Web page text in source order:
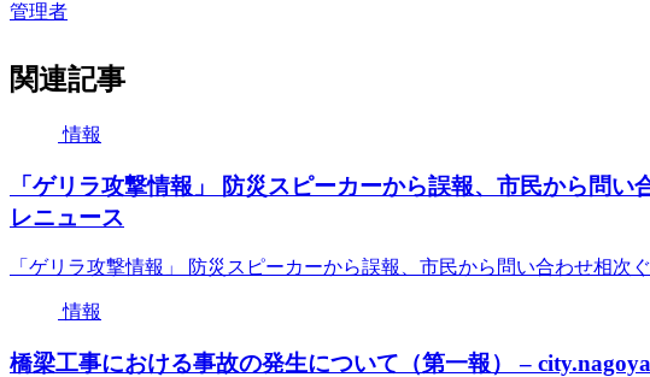
管理者
関連記事
情報
「ゲリラ攻撃情報」 防災スピーカーから誤報、市民から問
レニュース
「ゲリラ攻撃情報」 防災スピーカーから誤報、市民から問い合わせ相
情報
橋梁工事における事故の発生について（第一報） –